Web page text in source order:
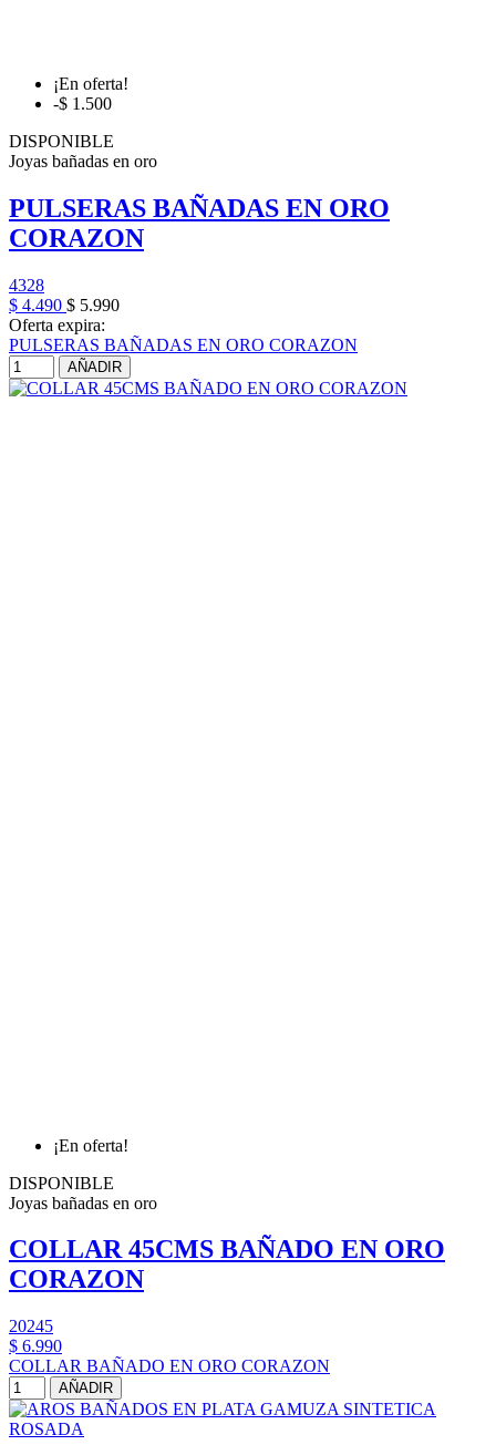
¡En oferta!
-$ 1.500
DISPONIBLE
Joyas bañadas en oro
PULSERAS BAÑADAS EN ORO
CORAZON
4328
$ 4.490 $ 5.990
Oferta expira:
PULSERAS BAÑADAS EN ORO CORAZON
AÑADIR
¡En oferta!
DISPONIBLE
Joyas bañadas en oro
COLLAR 45CMS BAÑADO EN ORO
CORAZON
20245
$ 6.990
COLLAR BAÑADO EN ORO CORAZON
AÑADIR